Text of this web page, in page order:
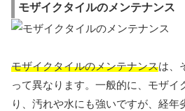
モザイクタイルのメンテナンス
モザイクタイルのメンテナンスは、
って異なります。一般的に、モザイ
り、汚れや水にも強いですが、経年